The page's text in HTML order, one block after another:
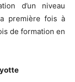
d’un niveau
première fois à
de formation en